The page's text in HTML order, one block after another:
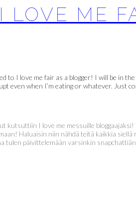
LOVE ME
to I love me fair as a blogger! I will be in
even when I’m eating or whatever. Just
kutsuttiin I love me messuille
Haluaisin niin nähdä teitä kaikkia
tulen päivittelemään varsinkin